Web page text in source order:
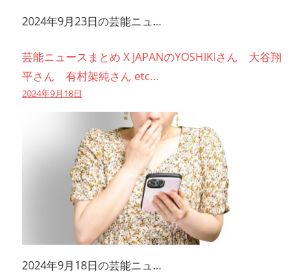
2024年9月23日の芸能ニュ…
芸能ニュースまとめ X JAPANのYOSHIKIさん 大谷翔
平さん 有村架純さん etc…
2024年9月18日
2024年9月18日の芸能ニュ…